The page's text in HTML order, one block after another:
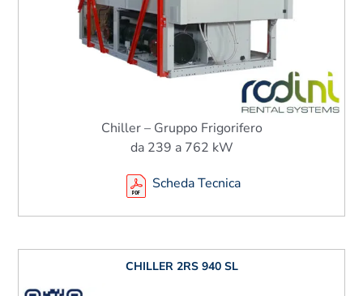
Chiller – Gruppo Frigorifero
da 239 a 762 kW
Scheda Tecnica
CHILLER 2RS 940 SL